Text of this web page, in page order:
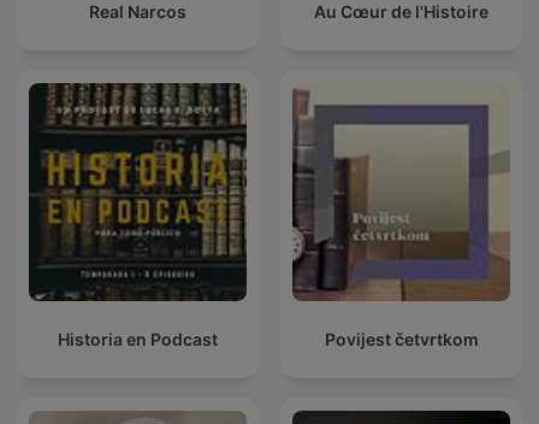
Real Narcos Au Cœur de l'Histoire
Historia en Podcast Povijest četvrtkom